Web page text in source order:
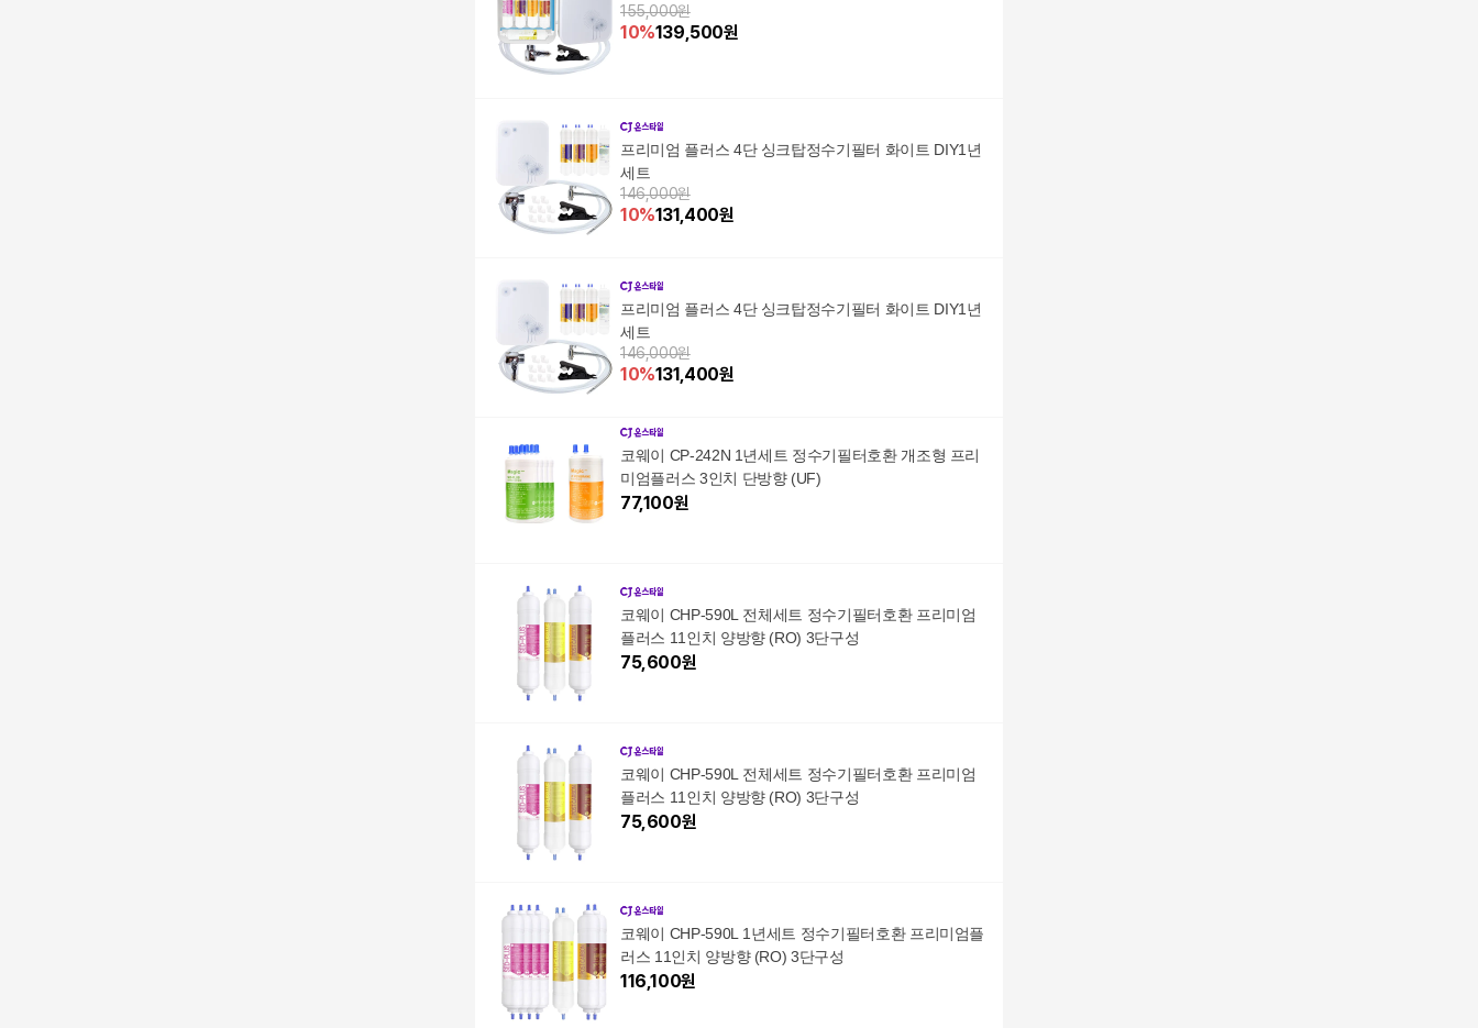
155,000원
10%139,500원
프리미엄 플러스 4단 싱크탑정수기필터 화이트 DIY1년
세트
146,000원
10%131,400원
프리미엄 플러스 4단 싱크탑정수기필터 화이트 DIY1년
세트
146,000원
10%131,400원
코웨이 CP-242N 1년세트 정수기필터호환 개조형 프리
미엄플러스 3인치 단방향 (UF)
77,100원
코웨이 CHP-590L 전체세트 정수기필터호환 프리미엄
플러스 11인치 양방향 (RO) 3단구성
75,600원
코웨이 CHP-590L 전체세트 정수기필터호환 프리미엄
플러스 11인치 양방향 (RO) 3단구성
75,600원
코웨이 CHP-590L 1년세트 정수기필터호환 프리미엄플
러스 11인치 양방향 (RO) 3단구성
116,100원